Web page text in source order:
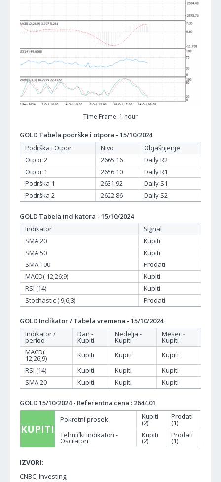
Time Frame: 1 hour
GOLD Tabela podrške i otpora - 15/10/2024
Podrška i Otpor
Nivo
Objašnjenje
Otpor 2
2665.16
Daily R2
Otpor 1
2656.10
Daily R1
Podrška 1
2631.92
Daily S1
Podrška 2
2622.86 Daily S2
GOLD Tabela indikatora - 15/10/2024
Indikator
Signal
SMA 20
Kupiti
SMA 50
Kupiti
SMA 100
Prodati
MACD( 12;26;9)
Kupiti
RSI (14)
Kupiti
Stochastic ( 9;6;3)
Prodati
GOLD Indikator / Tabela vremena - 15/10/2024
Indikator /
period
Dan -
Kupiti
Nedelja -
Kupiti
Mesec -
Kupiti
MACD(
12;26;9) Kupiti Kupiti
Kupiti
RSI (14)
Kupiti Kupiti
Kupiti
SMA 20
Kupiti Kupiti Kupiti
GOLD 15/10/2024 - Referentna cena : 2644.01
KUPITI
Pokretni prosek Kupiti
(2)
Prodati
(1)
Tehnički indikatori -
Oscilatori
Kupiti
(2)
Prodati
(1)
IZVORI:
CNBC, Investing;